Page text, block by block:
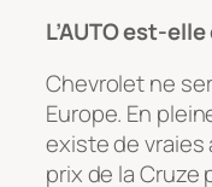
L’AUTO est-
Chevrolet ne
Europe. En
existe de vraies
prix de la Cruze